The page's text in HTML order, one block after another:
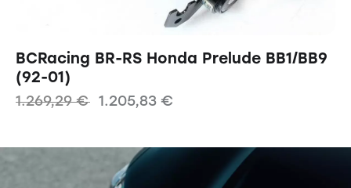
BCRacing BR-RS Honda Prelude BB1/BB9
(92-01)
1.269,29€ 1.205,83 €